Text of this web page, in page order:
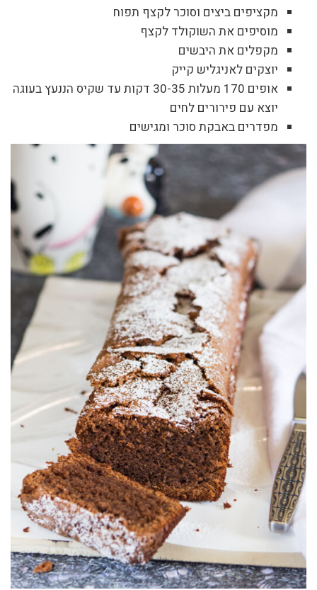
מקציפים ביצים וסוכר לקצף תפוח
מוסיפים את השוקולד לקצף
מקפלים את היבשים
יוצקים לאניגליש קייק
אופים 170 מעלות 30-35 דקות עד שקיס הננעץ בעוגה
יוצא עם פירורים לחים
מפדרים באבקת סוכר ומגישים